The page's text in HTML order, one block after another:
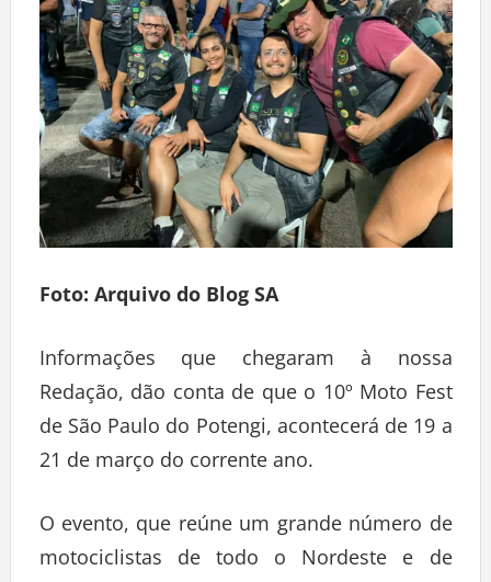
Foto: Arquivo do Blog SA
Informações que chegaram à nossa
Redação, dão conta de que o 10º Moto Fest
de São Paulo do Potengi, acontecerá de 19 a
21 de março do corrente ano.
O evento, que reúne um grande número de
motociclistas de todo o Nordeste e de